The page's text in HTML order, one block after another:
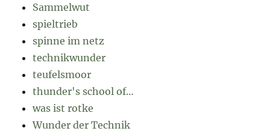
Sammelwut
spieltrieb
spinne im netz
technikwunder
teufelsmoor
thunder's school of…
was ist rotke
Wunder der Technik